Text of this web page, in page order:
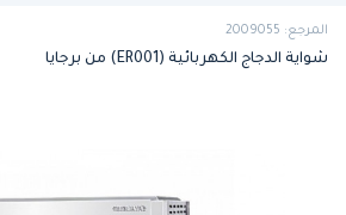
المرجع: 2009055
شواية الدجاج الكهربائية (ER001) من برجايا